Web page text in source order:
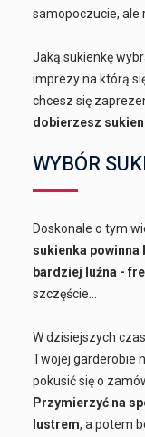
samopoczucie, ale
Jaką sukienkę
imprezy na którą
chcesz się
dobierzesz
WYBÓR
Doskonale o tym
sukienka powinna
bardziej luźna -
szczęście...
W dzisiejszych
Twojej garderobie
pokusić się o
Przymierzyć na
lustrem, a potem